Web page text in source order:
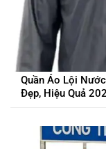
Quần Áo Lội
Đẹp, Hiệu Quả